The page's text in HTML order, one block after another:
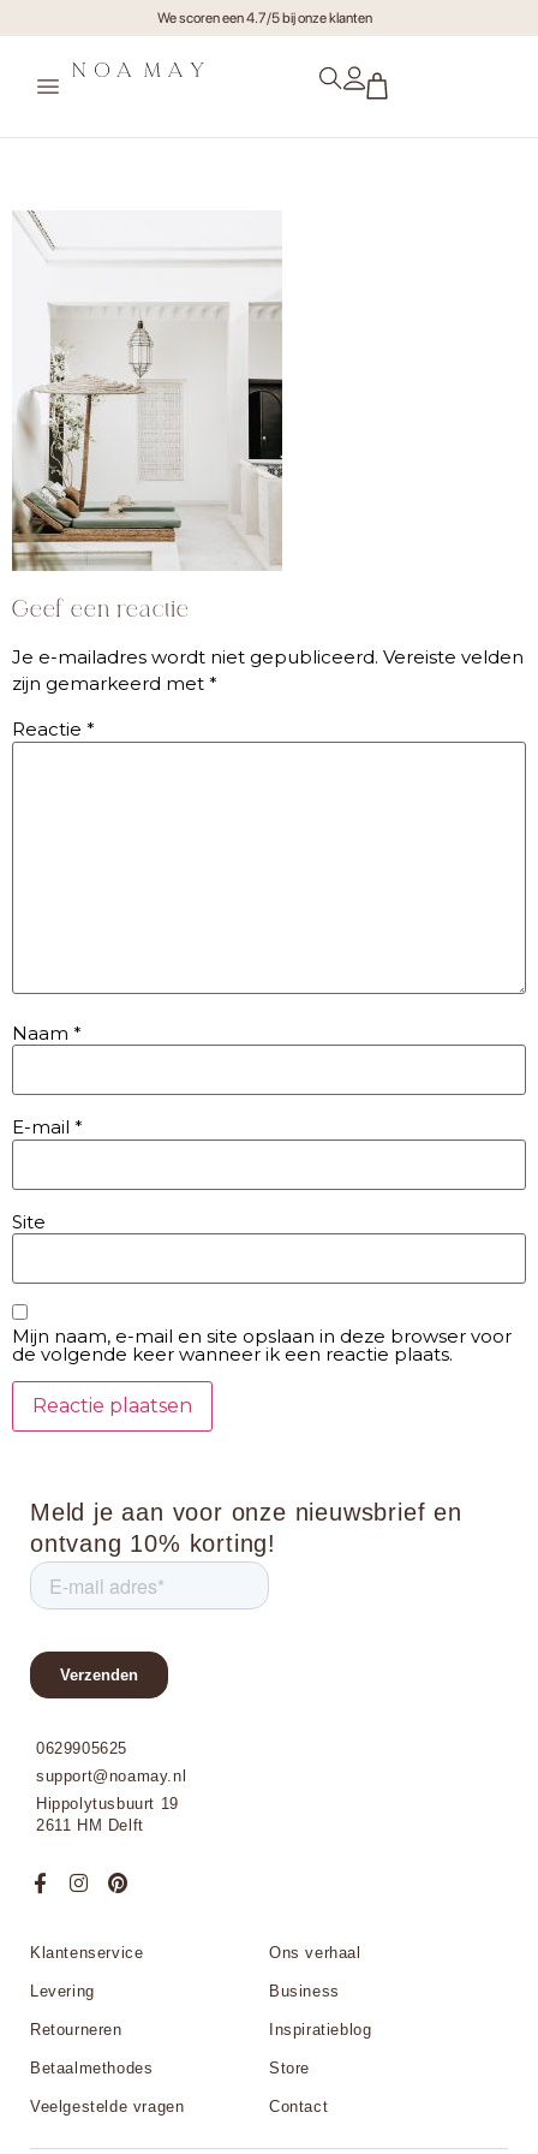
We scoren een 4.7/5 bij onze klanten
Geef een reactie
Je e-mailadres wordt niet gepubliceerd. Vereiste velden
zijn gemarkeerd met *
Reactie *
Naam *
E-mail *
Site
Mijn naam, e-mail en site opslaan in deze browser voor
de volgende keer wanneer ik een reactie plaats.
Meld je aan voor onze nieuwsbrief en
ontvang 10% korting!
0629905625
support@noamay.nl
Hippolytusbuurt 19
2611 HM Delft
Klantenservice
Levering
Retourneren
Betaalmethodes
Veelgestelde vragen
Ons verhaal
Business
Inspiratieblog
Store
Contact